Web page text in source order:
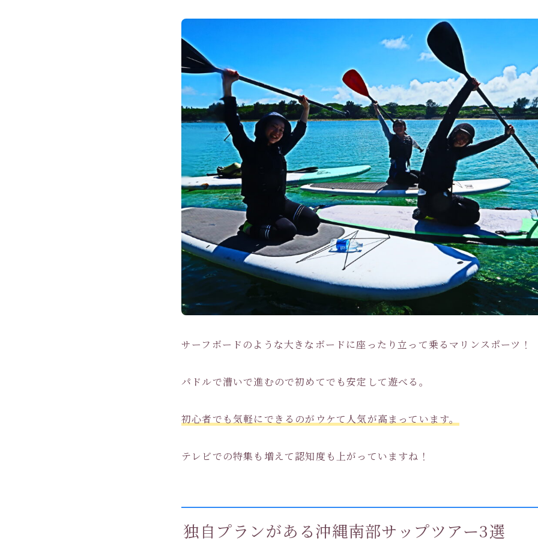
サーフボードのような大きなボードに座ったり立って乗るマリンスポーツ！
パドルで漕いで進むので初めてでも安定して遊べる。
初心者でも気軽にできるのがウケて人気が高まっています。
テレビでの特集も増えて認知度も上がっていますね！
独自プランがある沖縄南部サップツアー3選